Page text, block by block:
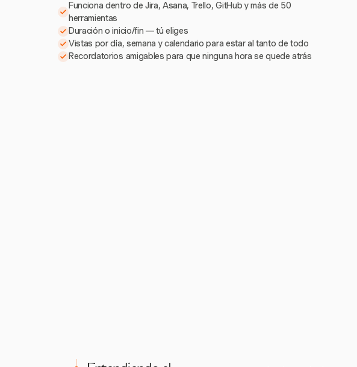
Funciona dentro de Jira, Asana, Trello, GitHub y más de 50
herramientas
Duración o inicio/fin — tú eliges
Vistas por día, semana y calendario para estar al tanto de todo
Recordatorios amigables para que ninguna hora se quede atrás